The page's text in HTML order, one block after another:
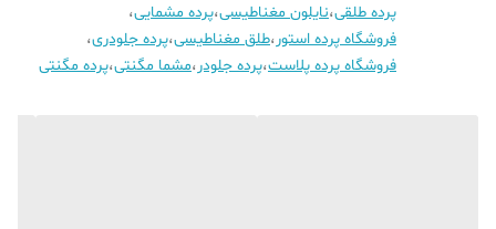
پرده طلقی،نایلون مغناطیسی،پرده مشمایی،
فروشگاه پرده استور،طلق مغناطیسی،پرده جلودری،
فروشگاه پرده پلاست،پرده جلودر،مشما مگنتی،پرده مگنتی